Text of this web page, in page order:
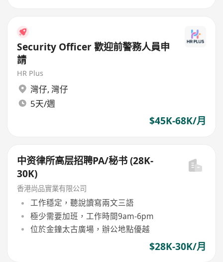
Security Officer 歡迎前警務人員申
請
HR Plus
灣仔, 灣仔
5天/週
$45K-68K/月
中资律所高层招聘PA/秘书 (28K-
30K)
香港尚品實業有限公司
工作穩定，聽說讀寫兩文三語
極少需要加班，工作時間9am-6pm
位於金鐘太古廣場，辦公地點優越
$28K-30K/月